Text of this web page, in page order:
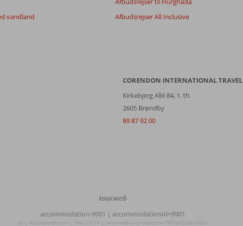
vandland
Afbudsrejser All Inclusive
CORENDON INTERNATIONAL TRAVEL
Kirkebjerg Allé 84, 1. th
2605 Brøndby
89 87 92 00
TourWeb
NetMatch
accommodation-9901 | accommodationId=9901
dk | Accommodation | 380.0.0.13 | netm-web-ui-production-7f756f55dd-n6hzs